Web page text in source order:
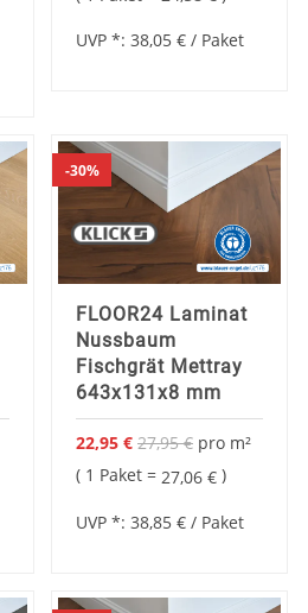
UVP *: 38,05 € / Paket
30%
FLOOR24 Laminat
Nussbaum
Fischgrät Mettray
643x131x8 mm
22,95 € 27,95 € pro m²
1 Paket = Sonderangebot
27,06 €
UVP *: 38,85 € / Paket